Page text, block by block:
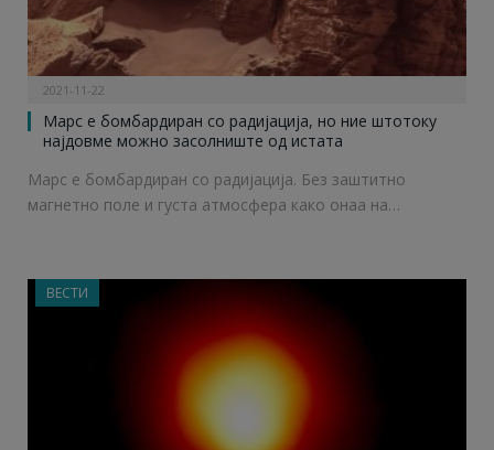
2021-11-22
Марс е бомбардиран со радијација, но ние штотоку
најдовме можно засолниште од истата
Марс е бомбардиран со радијација. Без зaштитно
магнетно поле и густа атмосфера како онаа на…
ВЕСТИ